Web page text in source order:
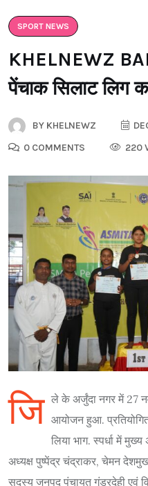
SPORT NEWS
KHELNEWZ
पेंचाक सिलाट लिग
BY KHELNEWZ
0 COMMENTS
220
जि ले के अर्जुंदा नगर में 27
आयोजन हुआ.
लिया भाग. स्पर्धा में
अध्यक्ष पुष्पेंद्र चंद्राकर, चेमन
सदस्य जनपद पंचायत गुंडरदेही एवं